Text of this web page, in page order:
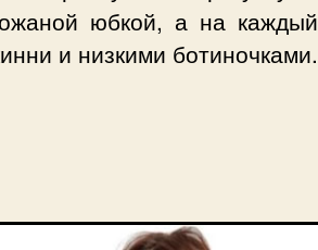
юбкой, а на каждый
и низкими ботиночками.